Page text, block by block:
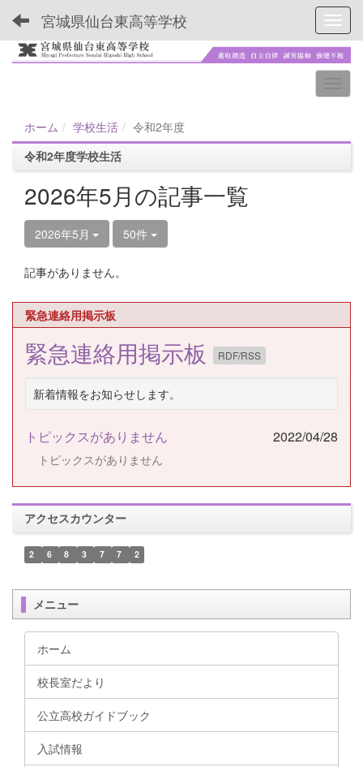
宮城県仙台東高等学校
ホーム 学校生活
令和2年度
令和2年度学校生活
2026年5月の記事一覧
2026年5月 50件
記事がありません。
緊急連絡用掲示板
緊急連絡用掲示板 RDF/RSS
新着情報をお知らせします。
トピックスがありません 2022/04/28
トピックスがありません
アクセスカウンター
2 6 8 3 7 7 2
メニュー
ホーム
校長室だより
公立高校ガイドブック
入試情報